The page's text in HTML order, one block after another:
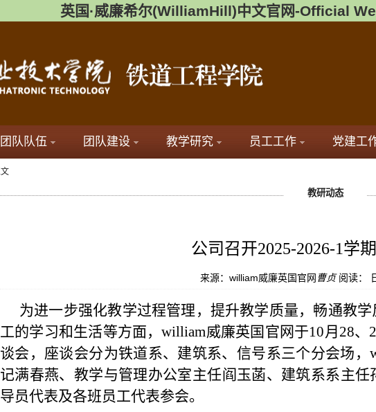
英国·威廉希尔(WilliamHill)中文官网-Official
团队队伍 团队建设 教学研究 员工工作 党建工
教研动态
公司召开2025-2026-1学
来源：william威廉英国官网 曹贞 阅读：
为进一步强化教学过程管理，提升教学质量，畅通教
工的学习和生活等方面，william威廉英国官网于10月28
谈会，座谈会分为铁道系、建筑系、信号系三个分会场
记满春燕、教学与管理办公室主任阎玉菡、建筑系系主
导员代表及各班员工代表参会。